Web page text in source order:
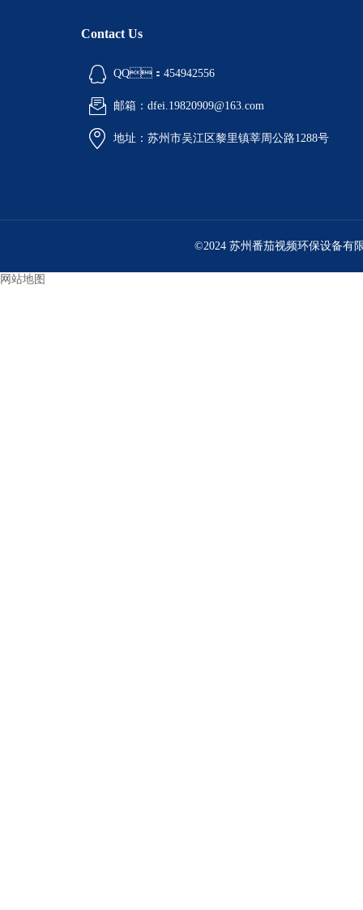
Contact Us
QQ：454942556
邮箱：dfei.19820909@163.com
地址：苏州市吴江区黎里镇莘周公路1288号
©2024 苏州番茄视频环保设备有限
网站地图